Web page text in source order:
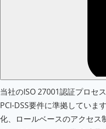
当社のISO 27001認証プロセ
PCI-DSS要件に準拠していま
化、ロールベースのアクセス